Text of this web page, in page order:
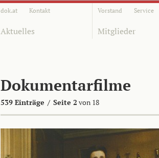
dok.at Kontakt Vorstand Service
Aktuelles Mitglieder
Dokumentarfilme
539 Einträge / Seite 2 von 18